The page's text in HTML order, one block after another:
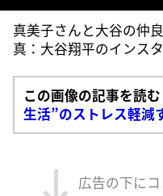
真美子さんと大谷の仲
真：大谷翔平のインスタ
この画像の記事を読む
生活”のストレス軽減
広告の下に